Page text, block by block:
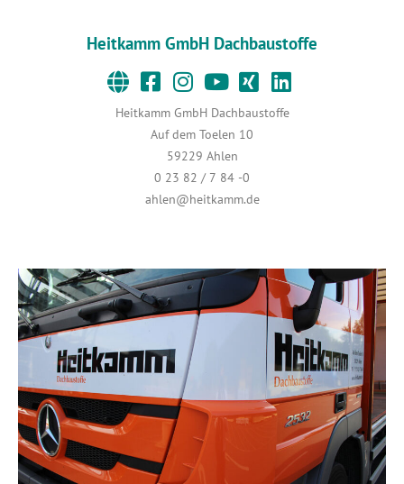
Heitkamm GmbH Dachbaustoffe
Heitkamm GmbH Dachbaustoffe
Auf dem Toelen 10
59229 Ahlen
0 23 82 / 7 84 -0
ahlen@heitkamm.de